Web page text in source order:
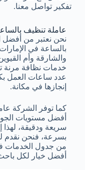
تفكير تواصل معنا.
عاملة تنظيف
نحن نعتبر من أفضل
بالساعة في
والشارقة وأم
خدمات نظافة مرنة
عدد ساعات العمل
إنجازها في مكانة.
كما توفر الشركة
أفضل مستويات
سريعة ودقيقة،
بسرعة، فنحن نقدم
من جدول الخدمات
أفضل خيار لكل